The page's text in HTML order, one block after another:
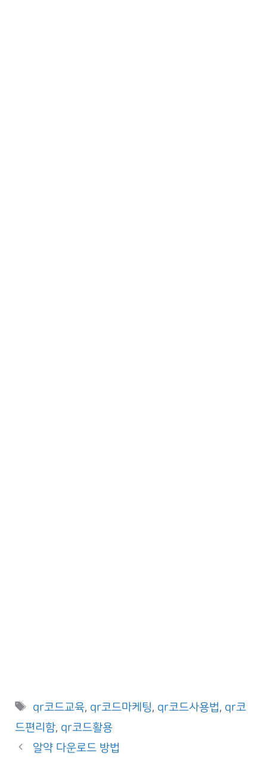
Tags
qr코드교육, qr코드마케팅, qr코드사용법, qr코
드편리함, qr코드활용
알약 다운로드 방법